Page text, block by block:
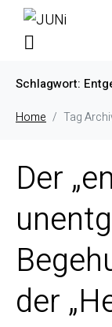
Schlagwort:
Home Tag
Der
der